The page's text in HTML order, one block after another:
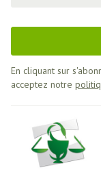
En cliquant sur
acceptez notre